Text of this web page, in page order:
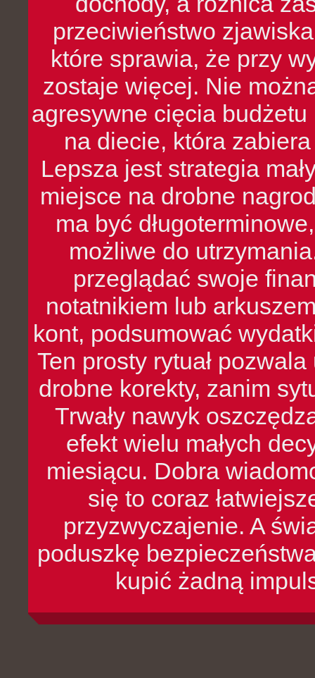
przeciwieństwo
które sprawia, że przy
zostaje więcej. Nie
agresywne cięcia
na diecie, która
Lepsza jest strategia
miejsce na drobne
ma być
możliwe do
przeglądać swoje
notatnikiem lub
kont, podsumować
Ten prosty rytuał
drobne korekty, zanim
Trwały nawyk
efekt wielu małych
miesiącu. Dobra
się to coraz
przyzwyczajenie. A
poduszkę
kupić żadną